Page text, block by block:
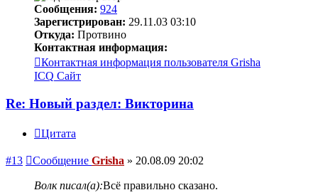
Сообщения: 924
Зарегистрирован: 29.11.03 03:10
Откуда: Протвино
Контактная информация:
Контактная информация пользователя Grisha
ICQ Сайт
Re: Новый раздел: Викторина
Цитата
#13 Сообщение Grisha » 20.08.09 20:02
Волк писал(а):Всё правильно сказано.